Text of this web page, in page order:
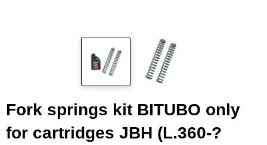
Fork springs kit BITUBO only
for cartridges JBH (L.360-?